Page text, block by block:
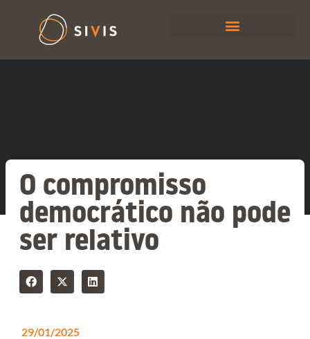
O compromisso
democrático não pode
ser relativo
29/01/2025